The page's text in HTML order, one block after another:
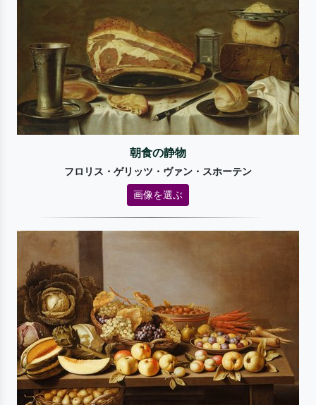
朝食の静物
フロリス・ゲリッツ・ヴァン・スホーテン
画像を選ぶ